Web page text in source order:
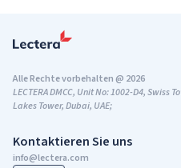
Kontaktieren Sie uns
info@lectera.com
Alle Rechte vorbehalten @ 2026
LECTERA DMCC, Unit No: 1002-D4, Swiss
Lakes Tower, Dubai, UAE;